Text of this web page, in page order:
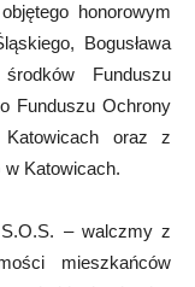
honorowym
Bogusława
Funduszu
Funduszu Ochrony
oraz z
w Katowicach.
S.O.S. – walczmy z
mieszkańców